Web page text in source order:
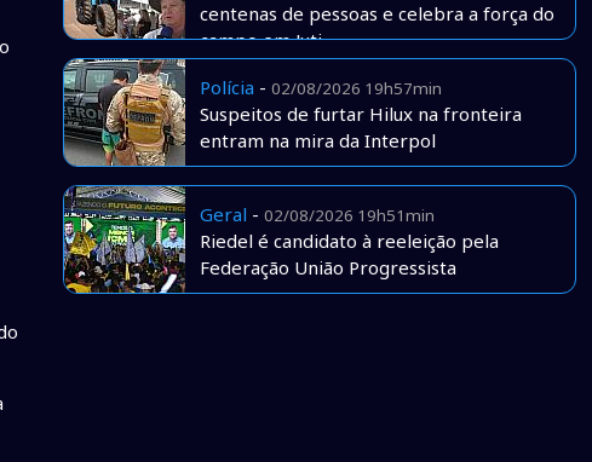
centenas de pessoas e celebra a força do
campo em Juti
Polícia - 02/08/2026 19h57min
Suspeitos de furtar Hilux na fronteira
entram na mira da Interpol
Geral - 02/08/2026 19h51min
Riedel é candidato à reeleição pela
Federação União Progressista